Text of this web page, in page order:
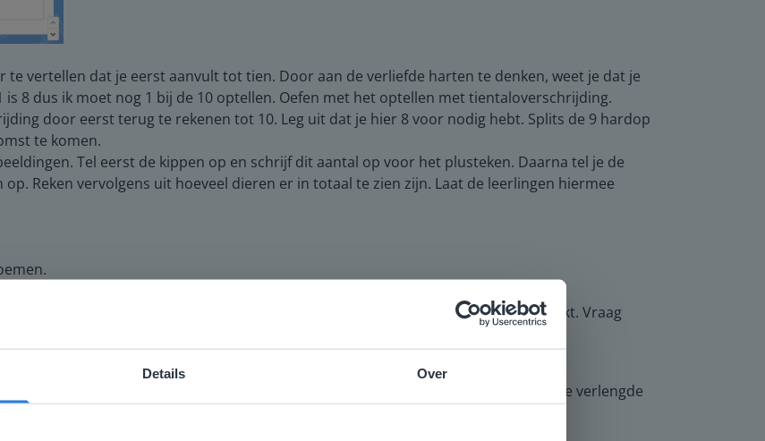
Details Over
vertellen dat je eerst aanvult tot tien. Door aan de verliefde harten te denken, weet je dat je
8 dus ik moet nog 1 bij de 10 optellen. Oefen met het optellen met tientaloverschrijding.
door eerst terug te rekenen tot 10. Leg uit dat je hier 8 voor nodig hebt. Splits de 9 hardop
te komen.
Tel eerst de kippen op en schrijf dit aantal op voor het plusteken. Daarna tel je de
Reken vervolgens uit hoeveel dieren er in totaal te zien zijn. Laat de leerlingen hiermee
is door te vragen wat een som, een som met tientaloverschrijding maakt. Vraag
kunnen herkennen.
beeld te geven van wat ze kunnen verwachten in de verwerking. Leerlingen die de verlengde
de slag met de verwerking van de les en de taak.
komt niet overeen met je locatie
denken we dat je misschien liever naar de website voor